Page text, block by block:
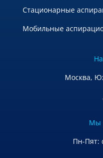
Стационарные
Мобильные
Москва,
Мы
Пн-Пят: